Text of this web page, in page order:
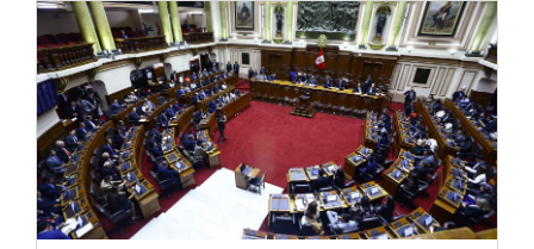
Como integrantes titulares están los congresistas Percy
Alcalá, Lourdes Alcorta, Alejandra Aramayo, Tamar
Arimborgo, Rosa Bartra, Héctor Becerril, Karina Beteta,
Luis Galarreta, Úrsula Letona, Rolando Reátegui, Milagros
Salazar, Freddy Sarmiento, César Segura, Milagros
Takayama y Miguel Torres (FP).
Igualmente los representantes Gilbert Violeta, Juan
Sheput y Sergio Dávila (PPK); Marco Arana y Humberto